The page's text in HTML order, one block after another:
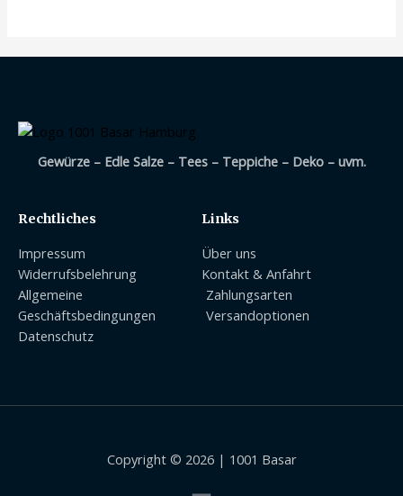
Gewürze – Edle Salze – Tees – Teppiche – Deko – uvm.
Rechtliches
Impressum
Widerrufsbelehrung
Allgemeine
Geschäftsbedingungen
Datenschutz
Links
Über uns
Kontakt & Anfahrt
Zahlungsarten
Versandoptionen
Copyright © 2026 | 1001 Basar